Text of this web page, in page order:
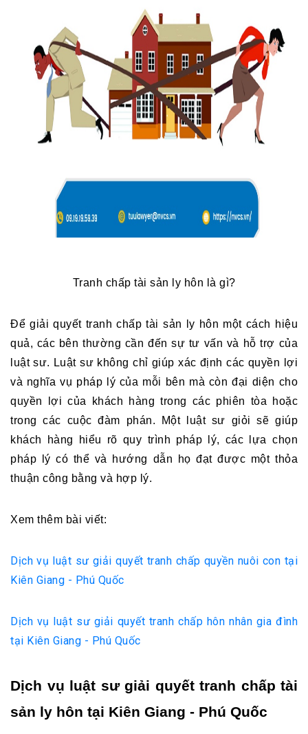
Tranh chấp tài sản ly hôn là gì?
Để giải quyết tranh chấp tài sản ly hôn một cách hiệu
quả, các bên thường cần đến sự tư vấn và hỗ trợ của
luật sư. Luật sư không chỉ giúp xác định các quyền lợi
và nghĩa vụ pháp lý của mỗi bên mà còn đại diện cho
quyền lợi của khách hàng trong các phiên tòa hoặc
trong các cuộc đàm phán. Một luật sư giỏi sẽ giúp
khách hàng hiểu rõ quy trình pháp lý, các lựa chọn
pháp lý có thể và hướng dẫn họ đạt được một thỏa
thuận công bằng và hợp lý.
Xem thêm bài viết:
Dịch vụ luật sư giải quyết tranh chấp quyền nuôi con tại
Kiên Giang - Phú Quốc
Dịch vụ luật sư giải quyết tranh chấp hôn nhân gia đình
tại Kiên Giang - Phú Quốc
Dịch vụ luật sư giải quyết tranh chấp tài
sản ly hôn tại Kiên Giang - Phú Quốc